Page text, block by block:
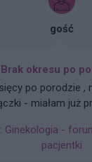
gość
Brak okresu po
po porodzie ,
- miałam już
i ponownie
nie wywołały.
Ginekologia -
pacjentki